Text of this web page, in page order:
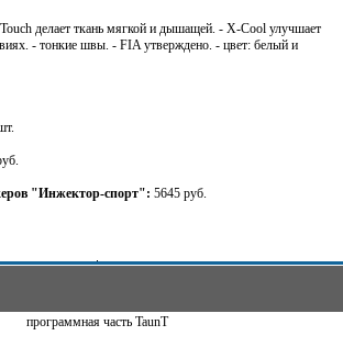
делает ткань мягкой и дышащей. - X-Cool улучшает
- тонкие швы. - FIA утверждено. - цвет: белый и
"Инжектор-спорт": 5645 руб.
программная часть TaunT